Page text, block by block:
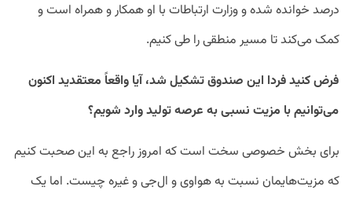
درصد خوانده شده و وزارت ارتباطات با او همکار و همراه است و
کمک می‌کند تا مسیر منطقی را طی کنیم.
فرض کنید فردا این صندوق تشکیل شد، آیا واقعاً معتقدید اکنون
می‌توانیم با مزیت نسبی به عرصه تولید وارد شویم؟
برای بخش خصوصی سخت است که امروز راجع به این صحبت کنیم
که مزیت‌هایمان نسبت به هواوی و ال‌جی و غیره چیست. اما یک